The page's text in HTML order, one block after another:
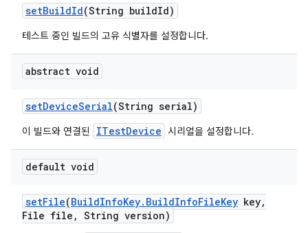
setBuildId(String buildId)
테스트 중인 빌드의 고유 식별자를 설정합니다.
abstract void
setDeviceSerial(String serial)
이 빌드와 연결된 ITestDevice 시리얼을 설정합니다.
default void
setFile(BuildInfoKey. BuildInfoFileKey key,
File file , String version)